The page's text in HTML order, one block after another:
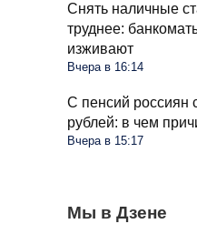
Снять наличные
труднее:
изживают
Вчера в 16:14
С пенсий россиян
рублей: в чем
Вчера в 15:17
Мы в Дзене
Чеснок безвкусный
бумага: вы
Очередные
Водителей России